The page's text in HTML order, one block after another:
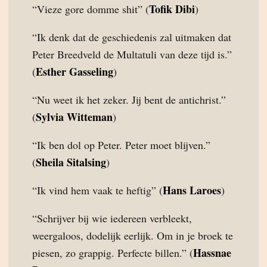
“Vieze gore domme shit” (Tofik Dibi)
“Ik denk dat de geschiedenis zal uitmaken dat
Peter Breedveld de Multatuli van deze tijd is.”
(Esther Gasseling)
“Nu weet ik het zeker. Jij bent de antichrist.”
(Sylvia Witteman)
“Ik ben dol op Peter. Peter moet blijven.”
(Sheila Sitalsing)
“Ik vind hem vaak te heftig” (Hans Laroes)
“Schrijver bij wie iedereen verbleekt,
weergaloos, dodelijk eerlijk. Om in je broek te
piesen, zo grappig. Perfecte billen.” (Hassnae